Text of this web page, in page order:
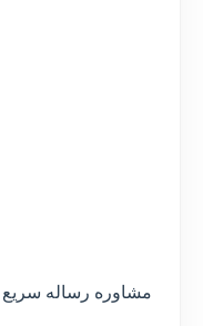
مشاوره رساله سریع